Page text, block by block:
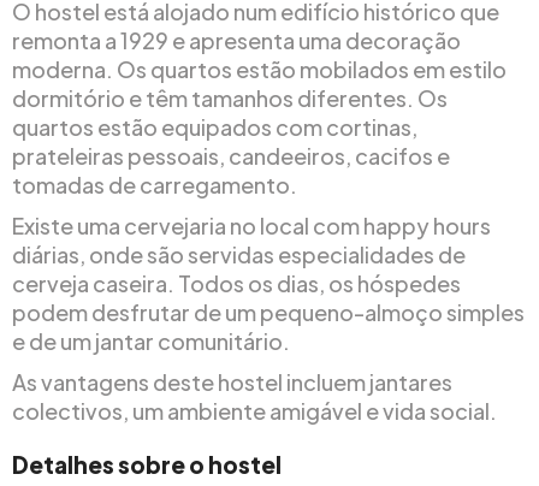
O hostel está alojado num edifício histórico que
remonta a 1929 e apresenta uma decoração
moderna. Os quartos estão mobilados em estilo
dormitório e têm tamanhos diferentes. Os
quartos estão equipados com cortinas,
prateleiras pessoais, candeeiros, cacifos e
tomadas de carregamento.
Existe uma cervejaria no local com happy hours
diárias, onde são servidas especialidades de
cerveja caseira. Todos os dias, os hóspedes
podem desfrutar de um pequeno-almoço simples
e de um jantar comunitário.
As vantagens deste hostel incluem jantares
colectivos, um ambiente amigável e vida social.
Detalhes sobre o hostel